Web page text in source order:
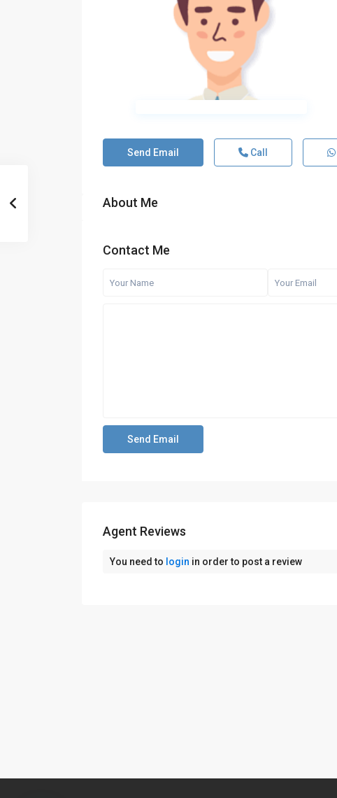
Send Email Call
About Me
Contact Me
Agent Reviews
You need to login in order to post a review